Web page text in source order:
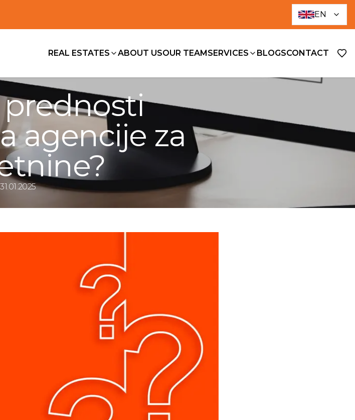
EN
REAL ESTATES ABOUT USOUR TEAMSERVICES BLOGSCONTACT
prednosti
agencije za
31.01.2025